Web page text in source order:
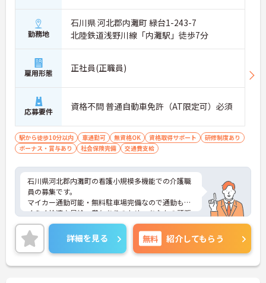
勤務地
石川県 河北郡内灘町 緑台1-243-7
北陸鉄道浅野川線「内灘駅」徒歩7分
雇用形態 正社員(正職員)
応募要件 資格不問 普通自動車免許（AT限定可）必須
駅から徒歩10分以内 車通勤可 無資格OK 資格取得サポート
研修制度あり
ボーナス・賞与あり
社会保険完備 交通費支給
石川県河北郡内灘町の看護小規模多機能での介護職
員の募集です。
マイカー通勤可能・無料駐車場完備なので通勤もら
くらく快適♪昇給・賞与ありのため、あなたの頑張
りがしっかり評価されます。
ご興味のある方は、面接のポイントをお伝えします
のでお気軽にお問い合せください。
詳細を見る 無料 紹介してもらう